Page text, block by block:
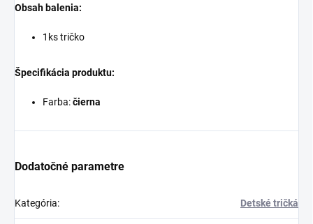
Obsah balenia:
1ks tričko
Špecifikácia produktu:
Farba:čierna
Dodatočné parametre
Kategória: Detské tričká